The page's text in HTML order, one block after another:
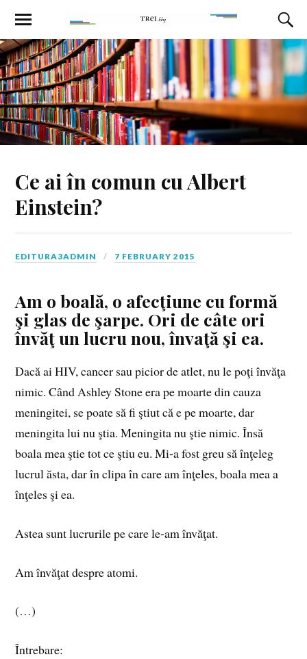
Ce ai în comun cu Albert
Einstein?
EDITURA3ADMIN 7 FEBRUARY 2015
Am o boală, o afecţiune cu formă
şi glas de şarpe. Ori de câte ori
învăţ un lucru nou, învaţă şi ea.
Dacă ai HIV, cancer sau picior de atlet, nu le poţi învăţa
nimic. Când Ashley Stone era pe moarte din cauza
meningitei, se poate să fi ştiut că e pe moarte, dar
meningita lui nu ştia. Meningita nu ştie nimic. Însă
boala mea ştie tot ce ştiu eu. Mi‑a fost greu să înţeleg
lucrul ăsta, dar în clipa în care am înţeles, boala mea a
înţeles şi ea.
Astea sunt lucrurile pe care le‑am învăţat.
Am învăţat despre atomi.
(…)
Întrebare: